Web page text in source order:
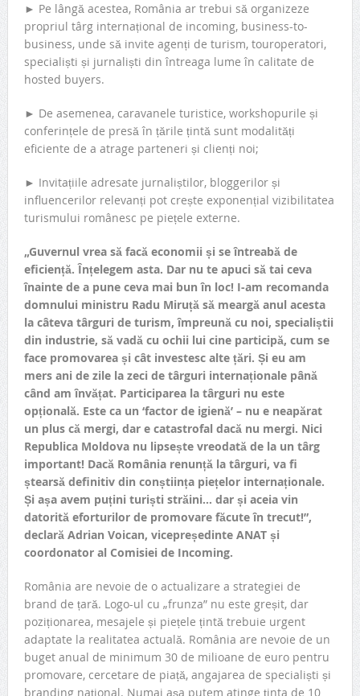
► Pe lângă acestea, România ar trebui să organizeze
propriul târg internațional de incoming, business-to-
business, unde să invite agenți de turism, touroperatori,
specialiști și jurnaliști din întreaga lume în calitate de
hosted buyers.
► De asemenea, caravanele turistice, workshopurile și
conferințele de presă în țările țintă sunt modalități
eficiente de a atrage parteneri și clienți noi;
► Invitațiile adresate jurnaliștilor, bloggerilor și
influencerilor relevanți pot crește exponențial vizibilitatea
turismului românesc pe piețele externe.
„Guvernul vrea să facă economii și se întreabă de
eficiență. Înțelegem asta. Dar nu te apuci să tai ceva
înainte de a pune ceva mai bun în loc! I-am recomanda
domnului ministru Radu Miruță să meargă anul acesta
la câteva târguri de turism, împreună cu noi, specialiștii
din industrie, să vadă cu ochii lui cine participă, cum se
face promovarea și cât investesc alte țări. Și eu am
mers ani de zile la zeci de târguri internaționale până
când am învățat. Participarea la târguri nu este
opțională. Este ca un ‘factor de igienă’ – nu e neapărat
un plus că mergi, dar e catastrofal dacă nu mergi. Nici
Republica Moldova nu lipsește vreodată de la un târg
important! Dacă România renunță la târguri, va fi
ștearsă definitiv din conștiința piețelor internaționale.
Și așa avem puțini turiști străini… dar și aceia vin
datorită eforturilor de promovare făcute în trecut!”,
declară Adrian Voican, vicepreședinte ANAT și
coordonator al Comisiei de Incoming.
România are nevoie de o actualizare a strategiei de
brand de țară. Logo-ul cu „frunza” nu este greșit, dar
poziționarea, mesajele și piețele țintă trebuie urgent
adaptate la realitatea actuală. România are nevoie de un
buget anual de minimum 30 de milioane de euro pentru
promovare, cercetare de piață, angajarea de specialiști și
branding național. Numai așa putem atinge ținta de 10